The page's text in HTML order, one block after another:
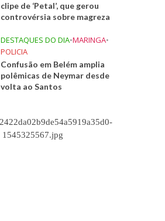
clipe de ‘Petal’, que gerou
controvérsia sobre magreza
DESTAQUES DO DIA•MARINGA•
POLICIA
Confusão em Belém amplia
polêmicas de Neymar desde
volta ao Santos